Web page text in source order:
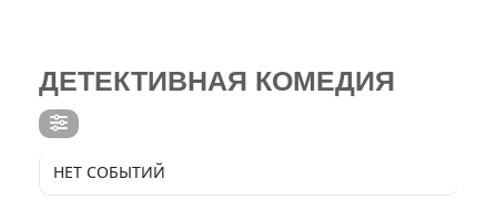
ДЕТЕКТИВНАЯ КОМЕДИЯ
НЕТ СОБЫТИЙ